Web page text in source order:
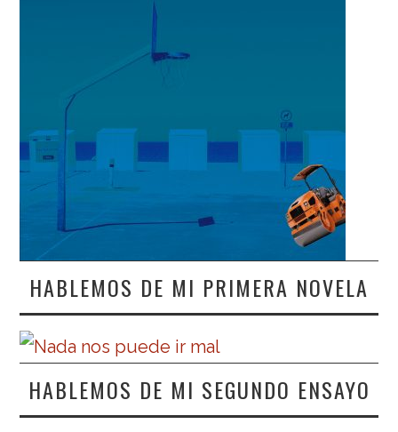
HABLEMOS DE MI PRIMERA NOVELA
HABLEMOS DE MI SEGUNDO ENSAYO